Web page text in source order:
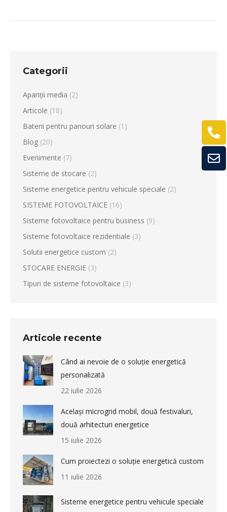
Categorii
Apariții media (2)
Articole (18)
Baterii pentru panouri solare (1)
Blog (20)
Evenimente (7)
Sisteme de stocare (2)
Sisteme energetice pentru vehicule speciale (2)
SISTEME FOTOVOLTAICE (16)
Sisteme fotovoltaice pentru business (9)
Sisteme fotovoltaice rezidentiale (3)
Solutii energetice custom (2)
STOCARE ENERGIE (3)
Tipuri de sisteme fotovoltaice (3)
Articole recente
Când ai nevoie de o soluție energetică
personalizată
22 iulie 2026
Același microgrid mobil, două festivaluri,
două arhitecturi energetice
15 iulie 2026
Cum proiectezi o soluție energetică custom
11 iulie 2026
Sisteme energetice pentru vehicule speciale